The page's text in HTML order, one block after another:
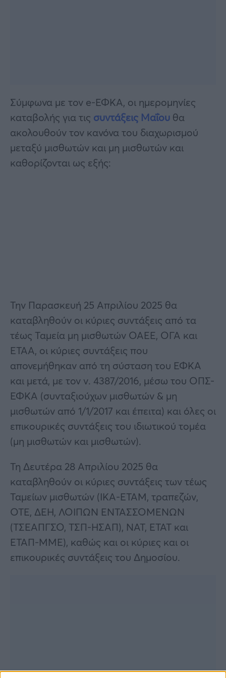
Σύμφωνα με τον e-ΕΦΚΑ, οι ημερομηνίες
καταβολής για τις συντάξεις Μαΐου θα
ακολουθούν τον κανόνα του διαχωρισμού
μεταξύ μισθωτών και μη μισθωτών και
καθορίζονται ως εξής:
Την Παρασκευή 25 Απριλίου 2025 θα
καταβληθούν οι κύριες συντάξεις από τα
τέως Ταμεία μη μισθωτών ΟΑΕΕ, ΟΓΑ και
ΕΤΑΑ, οι κύριες συντάξεις που
απονεμήθηκαν από τη σύσταση του ΕΦΚΑ
και μετά, με τον ν. 4387/2016, μέσω του ΟΠΣ-
ΕΦΚΑ (συνταξιούχων μισθωτών & μη
μισθωτών από 1/1/2017 και έπειτα) και όλες οι
επικουρικές συντάξεις του ιδιωτικού τομέα
(μη μισθωτών και μισθωτών).
Τη Δευτέρα 28 Απριλίου 2025 θα
καταβληθούν οι κύριες συντάξεις των τέως
Ταμείων μισθωτών (ΙΚΑ-ΕΤΑΜ, τραπεζών,
ΟΤΕ, ΔΕΗ, ΛΟΙΠΩΝ ΕΝΤΑΣΣΟΜΕΝΩΝ
(ΤΣΕΑΠΓΣΟ, ΤΣΠ-ΗΣΑΠ), ΝΑΤ, ΕΤΑΤ και
ΕΤΑΠ-ΜΜΕ), καθώς και οι κύριες και οι
επικουρικές συντάξεις του Δημοσίου.